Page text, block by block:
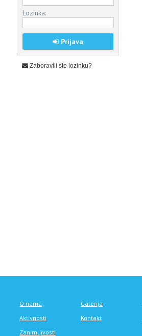
Lozinka:
Prijava
Zaboravili ste lozinku?
O nama Galerija
Aktivnosti
Kontakt
Zanimljivosti